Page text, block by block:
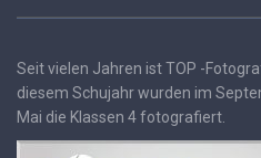
Seit vielen Jahren ist TOP -
diesem Schujahr wurden im
Mai die Klassen 4 fotografiert.